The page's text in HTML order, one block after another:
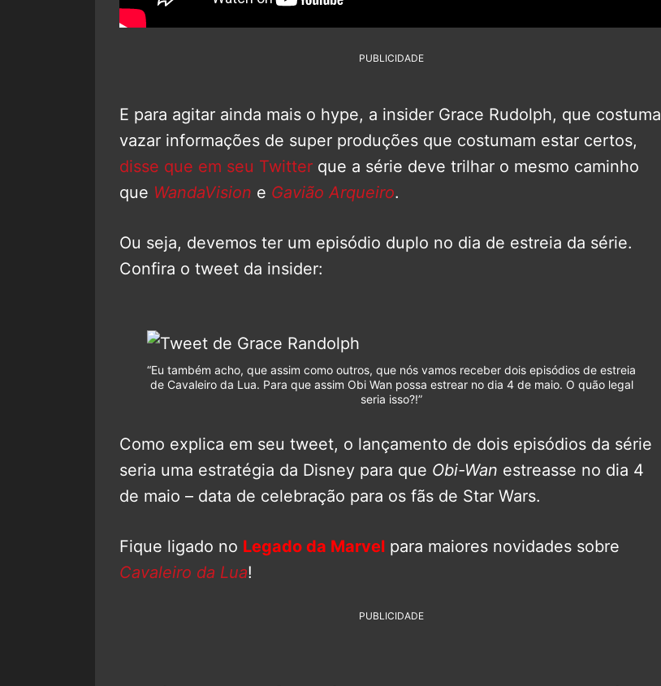
PUBLICIDADE
E para agitar ainda mais o hype, a insider Grace Rudolph, que costuma
vazar informações de super produções que costumam estar certos,
disse que em seu Twitter que a série deve trilhar o mesmo caminho
que WandaVision e Gavião Arqueiro.
Ou seja, devemos ter um episódio duplo no dia de estreia da série.
Confira o tweet da insider:
“Eu também acho, que assim como outros, que nós vamos receber dois episódios de estreia
de Cavaleiro da Lua. Para que assim Obi Wan possa estrear no dia 4 de maio. O quão legal
seria isso?!”
Como explica em seu tweet, o lançamento de dois episódios da série
seria uma estratégia da Disney para que Obi-Wan estreasse no dia 4
de maio – data de celebração para os fãs de Star Wars.
Fique ligado no Legado da Marvel para maiores novidades sobre
Cavaleiro da Lua!
PUBLICIDADE